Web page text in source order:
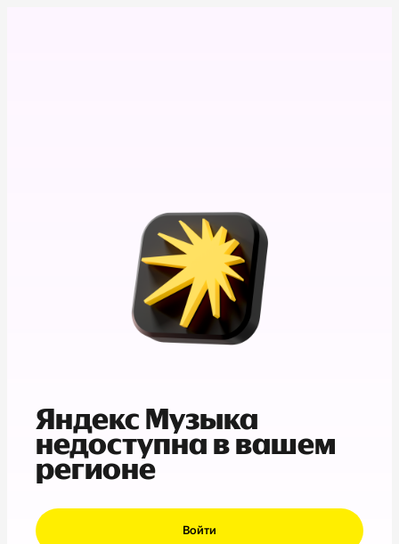
Яндекс Музыка
недоступна в вашем
регионе
Войти